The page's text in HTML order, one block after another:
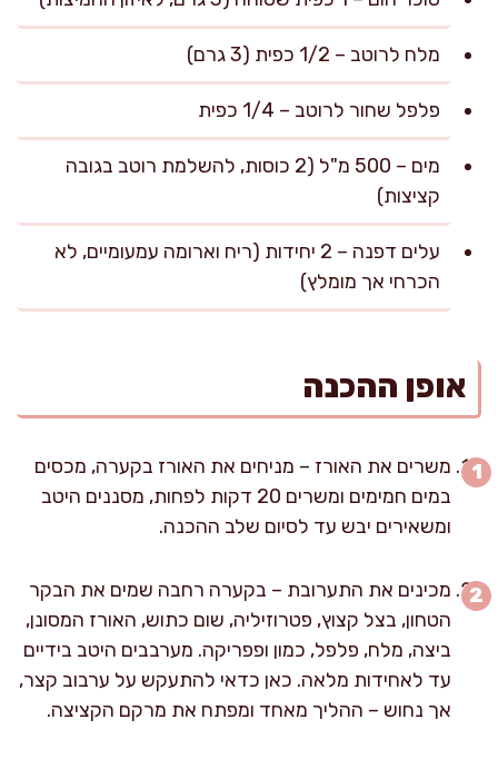
מלח לרוטב – 1/2 כפית (3 גרם)
פלפל שחור לרוטב – 1/4 כפית
מים – 500 מ"ל (2 כוסות, להשלמת רוטב בגובה
קציצות)
עלים דפנה – 2 יחידות (ריח וארומה עמעומיים, לא
הכרחי אך מומלץ)
אופן ההכנה
משרים את האורז – מניחים את האורז בקערה, מכסים
במים חמימים ומשרים 20 דקות לפחות, מסננים היטב
ומשאירים יבש עד לסיום שלב ההכנה.
מכינים את התערובת – בקערה רחבה שמים את הבקר
הטחון, בצל קצוץ, פטרוזיליה, שום כתוש, האורז המסונן,
ביצה, מלח, פלפל, כמון ופפריקה. מערבבים היטב בידיים
עד לאחידות מלאה. כאן כדאי להתעקש על ערבוב קצר,
אך נחוש – ההליך מאחד ומפתח את מרקם הקציצה.